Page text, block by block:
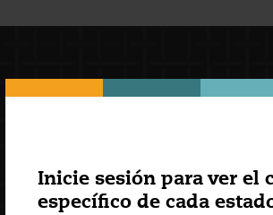
Inicie sesión para ver el
específico de cada
Suscripción al boletín